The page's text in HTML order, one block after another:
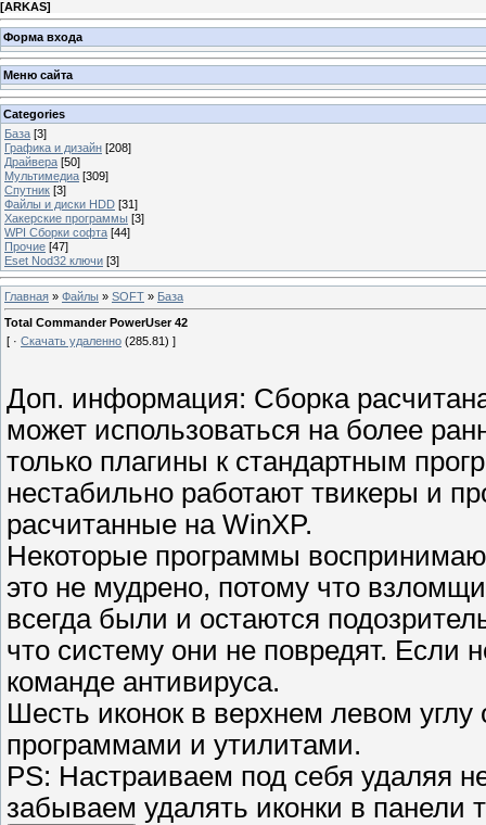
[ARKAS]
Форма входа
Меню сайта
Categories
База [3]
Графика и дизайн [208]
Драйвера [50]
Мультимедиа [309]
Спутник [3]
Файлы и диски HDD [31]
Хакерские программы [3]
WPI Сборки софта [44]
Прочие [47]
Eset Nod32 ключи [3]
Главная » Файлы » SOFT » База
Total Commander PowerUser 42
[ · Скачать удаленно (285.81) ]
Доп. информация: Сборка
может использоваться на более
только плагины к стандартным
нестабильно работают твикеры и
расчитанные на WinXP.
Некоторые программы
это не мудрено, потому что
всегда были и остаются
что систему они не повредят. Если
команде антивируса.
Шесть иконок в верхнем левом
программами и утилитами.
PS: Настраиваем под себя удаляя
забываем удалять иконки в панели